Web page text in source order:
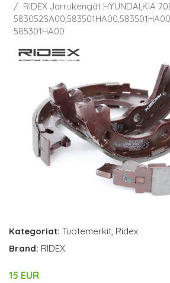
RIDEX Jarrukengät HYUNDAI,KIA
585301HA00
Kategoriat: Tuotemerkit Ridex
Brand: RIDEX
15 EUR